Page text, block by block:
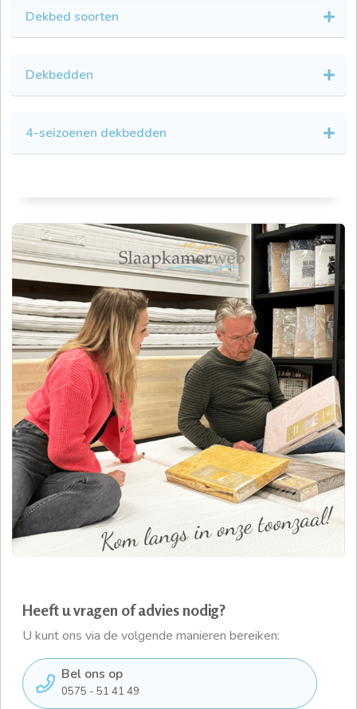
Heeft u vragen of advies nodig?
U kunt ons via de volgende manieren bereiken:
Bel ons op
0575 - 51 41 49
Dekbed soorten
Dekbedden
4-seizoenen dekbedden